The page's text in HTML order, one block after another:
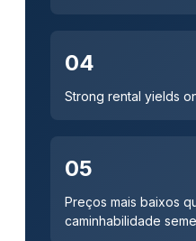
04
Strong rental yields
05
Preços mais baixos
caminhabilidade